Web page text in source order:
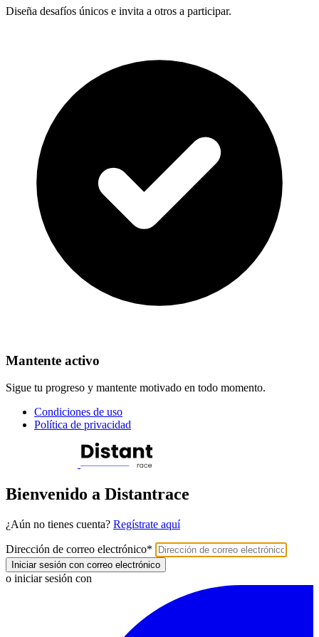
Diseña desafíos únicos e invita a otros a participar.
Mantente activo
Sigue tu progreso y mantente motivado en todo momento.
Condiciones de uso
Política de privacidad
Bienvenido a Distantrace
¿Aún no tienes cuenta? Regístrate aquí
Dirección de correo electrónico*
Iniciar sesión con correo electrónico
o iniciar sesión con